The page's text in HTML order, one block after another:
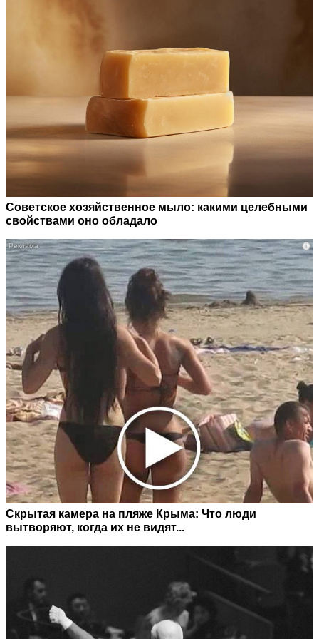
Советское хозяйственное мыло: какими целебными
свойствами оно обладало
i
Скрытая камера на пляже Крыма: Что люди
вытворяют, когда их не видят...